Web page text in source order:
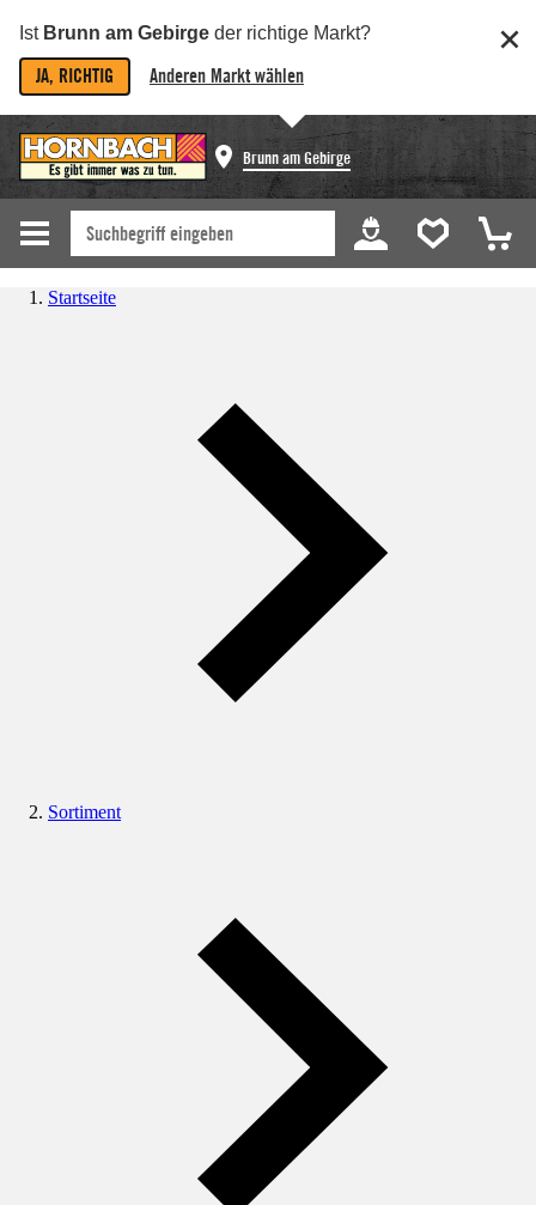
Ist Brunn am Gebirge der richtige Markt?
JA, RICHTIG Anderen Markt wählen
Brunn am Gebirge
Startseite
Sortiment